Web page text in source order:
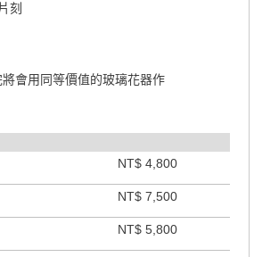
刻
會用同等價值的玻璃花器作
NT$ 4,800
NT$ 7,500
NT$ 5,800